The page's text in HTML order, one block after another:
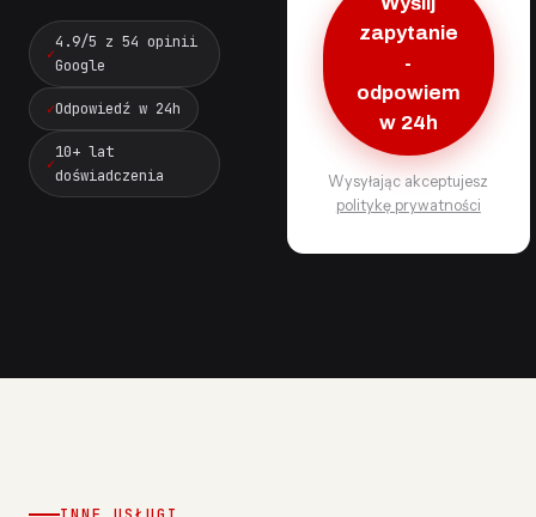
4.9/5 z 54 opinii
Google
Odpowiedź w 24h
10+ lat
doświadczenia
zapytanie
-
odpowiem
w 24h
Wysyłając akceptujesz
politykę prywatności